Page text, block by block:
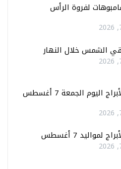
لفروة الرأس
الشمس خلال النهار
توقعـات الأبراج اليوم الجمعة 7 أغسطس
لمواليد 7 أغسطس